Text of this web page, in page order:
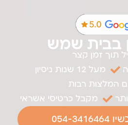
בבית שמש
תוך זמן קצר
מעל 12 שנות ניסיון
המלצות רבות
מקבל כרטיסי אשראי
3416464